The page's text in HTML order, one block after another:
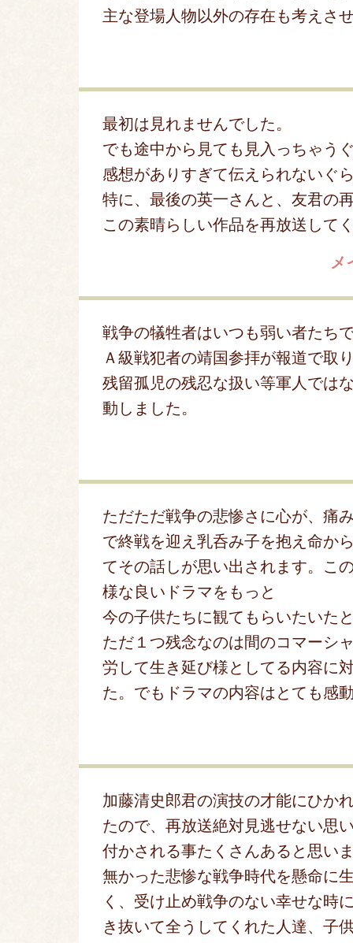
主な登場人物以外の存在も考えさ
最初は見れませんでした。
でも途中から見ても見入っちゃう
感想がありすぎて伝えられないぐ
特に、最後の英一さんと、友君の
この素晴らしい作品を再放送して
メ
戦争の犠牲者はいつも弱い者たち
Ａ級戦犯者の靖国参拝が報道で取
残留孤児の残忍な扱い等軍人では
動しました。
ただただ戦争の悲惨さに心が、痛
で終戦を迎え乳呑み子を抱え命か
てその話しが思い出されます。こ
様な良いドラマをもっと
今の子供たちに観てもらいたいた
ただ１つ残念なのは間のコマーシ
労して生き延び様としてる内容に
た。でもドラマの内容はとても感
加藤清史郎君の演技の才能にひか
たので、再放送絶対見逃せない思
付かされる事たくさんあると思い
無かった悲惨な戦争時代を懸命に
く、受け止め戦争のない幸せな時
き抜いて全うしてくれた人達、子